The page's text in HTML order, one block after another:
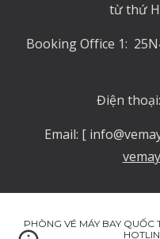
từ thứ
Booking Office 1:
Điện
Email: [
PHÒNG VÉ MÁY BAY